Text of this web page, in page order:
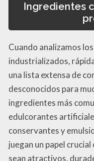
Ingredientes
Cuando analizamos
industrializados,
una lista extensa de
desconocidos para
ingredientes más
edulcorantes
conservantes y
juegan un papel
sean atractivos,